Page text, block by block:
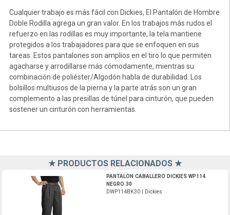
Cualquier trabajo es más fácil con Dickies, El Pantalón de Hombre
Doble Rodilla agrega un gran valor. En los trabajos más rudos el
refuerzo en las rodillas es muy importante, la tela mantiene
protegidos a los trabajadores para que se enfoquen en sus
tareas. Estos pantalones son amplios en el tiro lo que permiten
agacharse y arrodillarse más cómodamente, mientras su
combinación de poliéster/Algodón habla de durabilidad. Los
bolsillos multiusos de la pierna y la parte atrás son un gran
complemento a las presillas de túnel para cinturón, que pueden
sostener un cinturón con herramientas.
★ PRODUCTOS RELACIONADOS ★
PANTALON CABALLERO DICKIES WP114
NEGRO 30
DWP114BK30 | Dickies